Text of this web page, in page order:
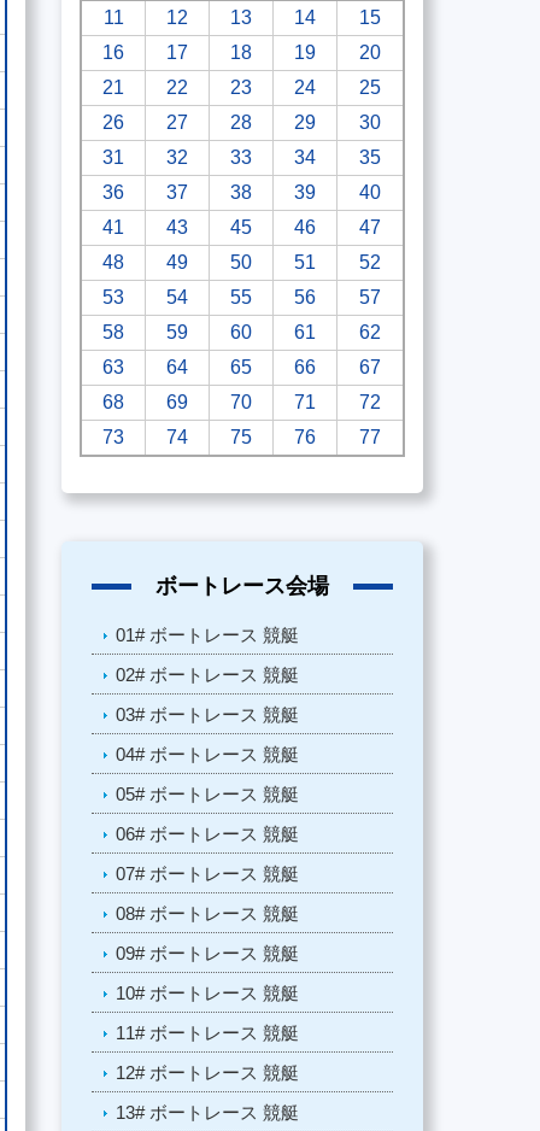
11 12 13 14
15
16
17 18 19
20
21
22 23 24
25
26
27 28 29
30
31
32 33 34
35
36
37 38 39
40
41
43 45 46
47
48
49 50 51
52
53
54 55 56
57
58
59 60 61
62
63
64 65 66
67
68
69 70 71
72
73
74 75 76 77
ボートレース会場
01# ボートレース 競艇
02# ボートレース 競艇
03# ボートレース 競艇
04# ボートレース 競艇
05# ボートレース 競艇
06# ボートレース 競艇
07# ボートレース 競艇
08# ボートレース 競艇
09# ボートレース 競艇
10# ボートレース 競艇
11# ボートレース 競艇
12# ボートレース 競艇
13# ボートレース 競艇